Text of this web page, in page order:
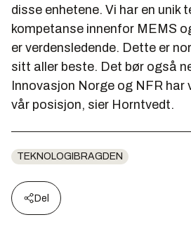
disse enhetene. Vi har en unik
kompetanse innenfor MEMS
er verdensledende. Dette er
sitt aller beste. Det bør også
Innovasjon Norge og NFR
vår posisjon, sier Horntvedt.
TEKNOLOGIBRAGDEN
Del